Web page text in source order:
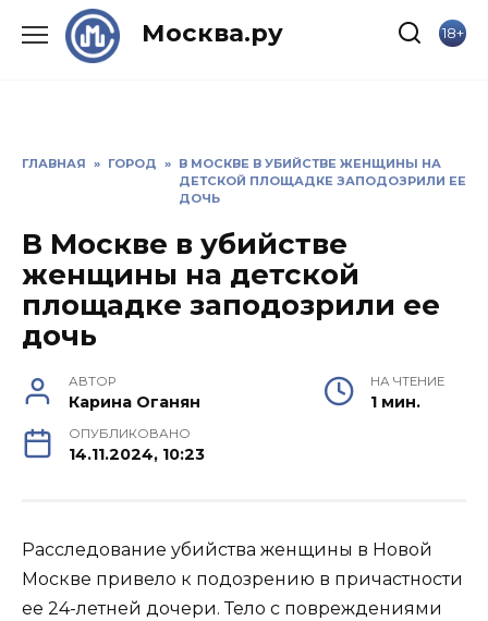
Москва.ру 18+
ГЛАВНАЯ » ГОРОД » В МОСКВЕ В УБИЙСТВЕ ЖЕНЩИНЫ НА
ДЕТСКОЙ ПЛОЩАДКЕ ЗАПОДОЗРИЛИ ЕЕ
ДОЧЬ
В Москве в убийстве
женщины на детской
площадке заподозрили ее
дочь
АВТОР
Карина Оганян
НА ЧТЕНИЕ
1 мин.
ОПУБЛИКОВАНО
14.11.2024, 10:23
Расследование убийства женщины в Новой
Москве привело к подозрению в причастности
ее 24-летней дочери. Тело с повреждениями